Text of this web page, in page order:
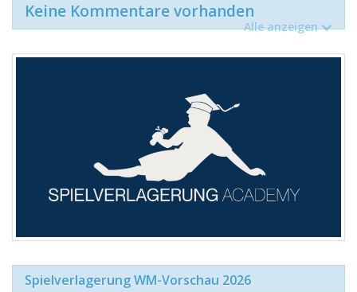
Keine Kommentare vorhanden
Alle anzeigen
Spielverlagerung WM-Vorschau 2026